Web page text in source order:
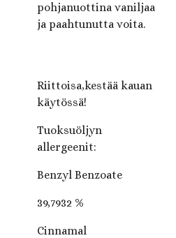
pohjanuottina vaniljaa
ja paahtunutta voita.
Riittoisa,kestää kauan
käytössä!
Tuoksuöljyn
allergeenit:
Benzyl Benzoate
39,7932 %
Cinnamal